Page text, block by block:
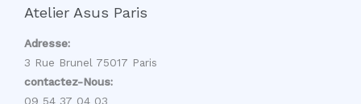
Atelier Asus Paris
Adresse:
3 Rue Brunel 75017 Paris
contactez-Nous:
09 54 37 04 03